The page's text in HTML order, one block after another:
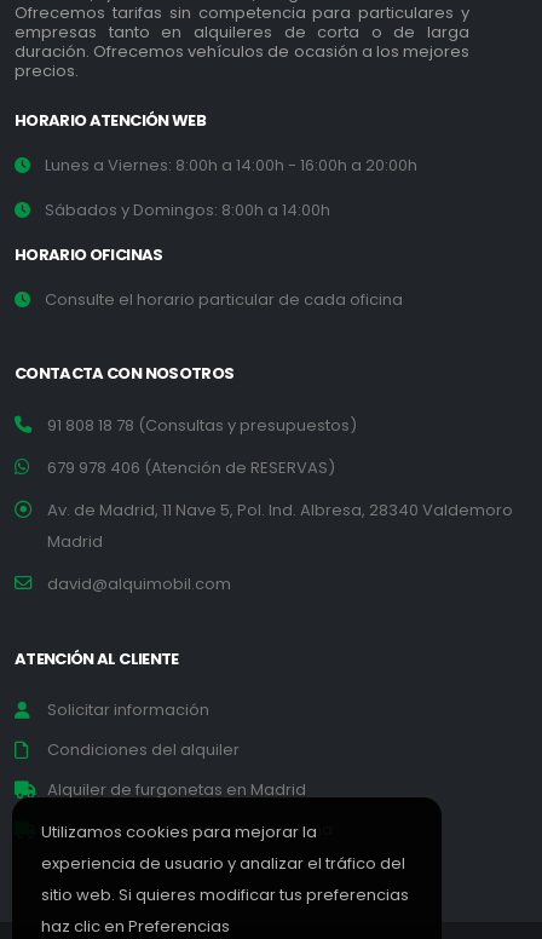
Ofrecemos tarifas sin competencia para particulares y
empresas tanto en alquileres de corta o de larga
duración. Ofrecemos vehículos de ocasión a los mejores
precios.
HORARIO ATENCIÓN WEB
Lunes a Viernes: 8:00h a 14:00h - 16:00h a 20:00h
Sábados y Domingos: 8:00h a 14:00h
HORARIO OFICINAS
Consulte el horario particular de cada oficina
CONTACTA CON NOSOTROS
91 808 18 78 (Consultas y presupuestos)
679 978 406 (Atención de RESERVAS)
Av. de Madrid, 11 Nave 5, Pol. Ind. Albresa, 28340 Valdemoro
Madrid
david@alquimobil.com
ATENCIÓN AL CLIENTE
Solicitar información
Condiciones del alquiler
Alquiler de furgonetas en Madrid
Alquiler de furgonetas en Barcelona
Utilizamos cookies para mejorar la
experiencia de usuario y analizar el tráfico del
sitio web. Si quieres modificar tus preferencias
haz clic en Preferencias